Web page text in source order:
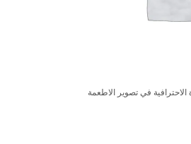
في تصوير الاطعمة